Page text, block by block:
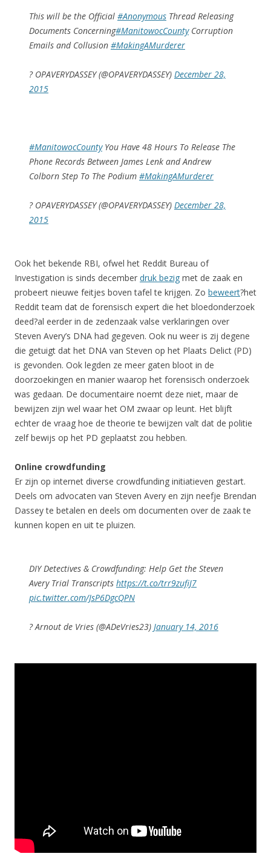
This will be the Official #Anonymous Thread Releasing
Documents Concerning#ManitowocCountyCorruption
Emails and Collusion #MakingAMurderer
? OPAVERYDASSEY (@OPAVERYDASSEY) December 28,
2015
#ManitowocCountyYou Have 48 Hours To Release The
Phone Records Between James Lenk and Andrew
Colborn Step To The Podium #MakingAMurderer
? OPAVERYDASSEY (@OPAVERYDASSEY) December 28,
2015
Ook het bekende RBI, ofwel het Reddit Bureau of
Investigation is sinds december druk bezig met de zaak en
probeert nieuwe feitjes boven tafel te krijgen. Zo beweert?het
Reddit team dat de forensisch expert die het bloedonderzoek
deed?al eerder in de zedenzaak valse verklaringen over
Steven Avery’s DNA had gegeven. Ook nu weer is zij degene
die getuigt dat het DNA van Steven op het Plaats Delict (PD)
is gevonden. Ook legden ze meer gaten bloot in de
doorzoekingen en manier waarop het forensisch onderzoek
was gedaan. De documentaire noemt deze niet, maar de
bewijzen zijn wel waar het OM zwaar op leunt. Het blijft
echter de vraag hoe de theorie te bewijzen valt dat de politie
zelf bewijs op het PD geplaatst zou hebben.
Online crowdfunding
Er zijn op internet diverse crowdfunding initiatieven gestart.
Deels om advocaten van Steven Avery en zijn neefje Brendan
Dassey te betalen en deels om documenten over de zaak te
kunnen kopen en uit te pluizen.
DIY Detectives & Crowdfunding: Help Get the Steven
Avery Trial Transcripts https://t.co/trr9zufiJ7
pic.twitter.com/JsP6DgcQPN
? Arnout de Vries (@ADeVries23) January 14, 2016